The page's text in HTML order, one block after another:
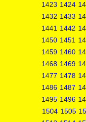
1423 1424
1432 1433
1441 1442
1450 1451
1459 1460
1468 1469
1477 1478
1486 1487
1495 1496
1504 1505